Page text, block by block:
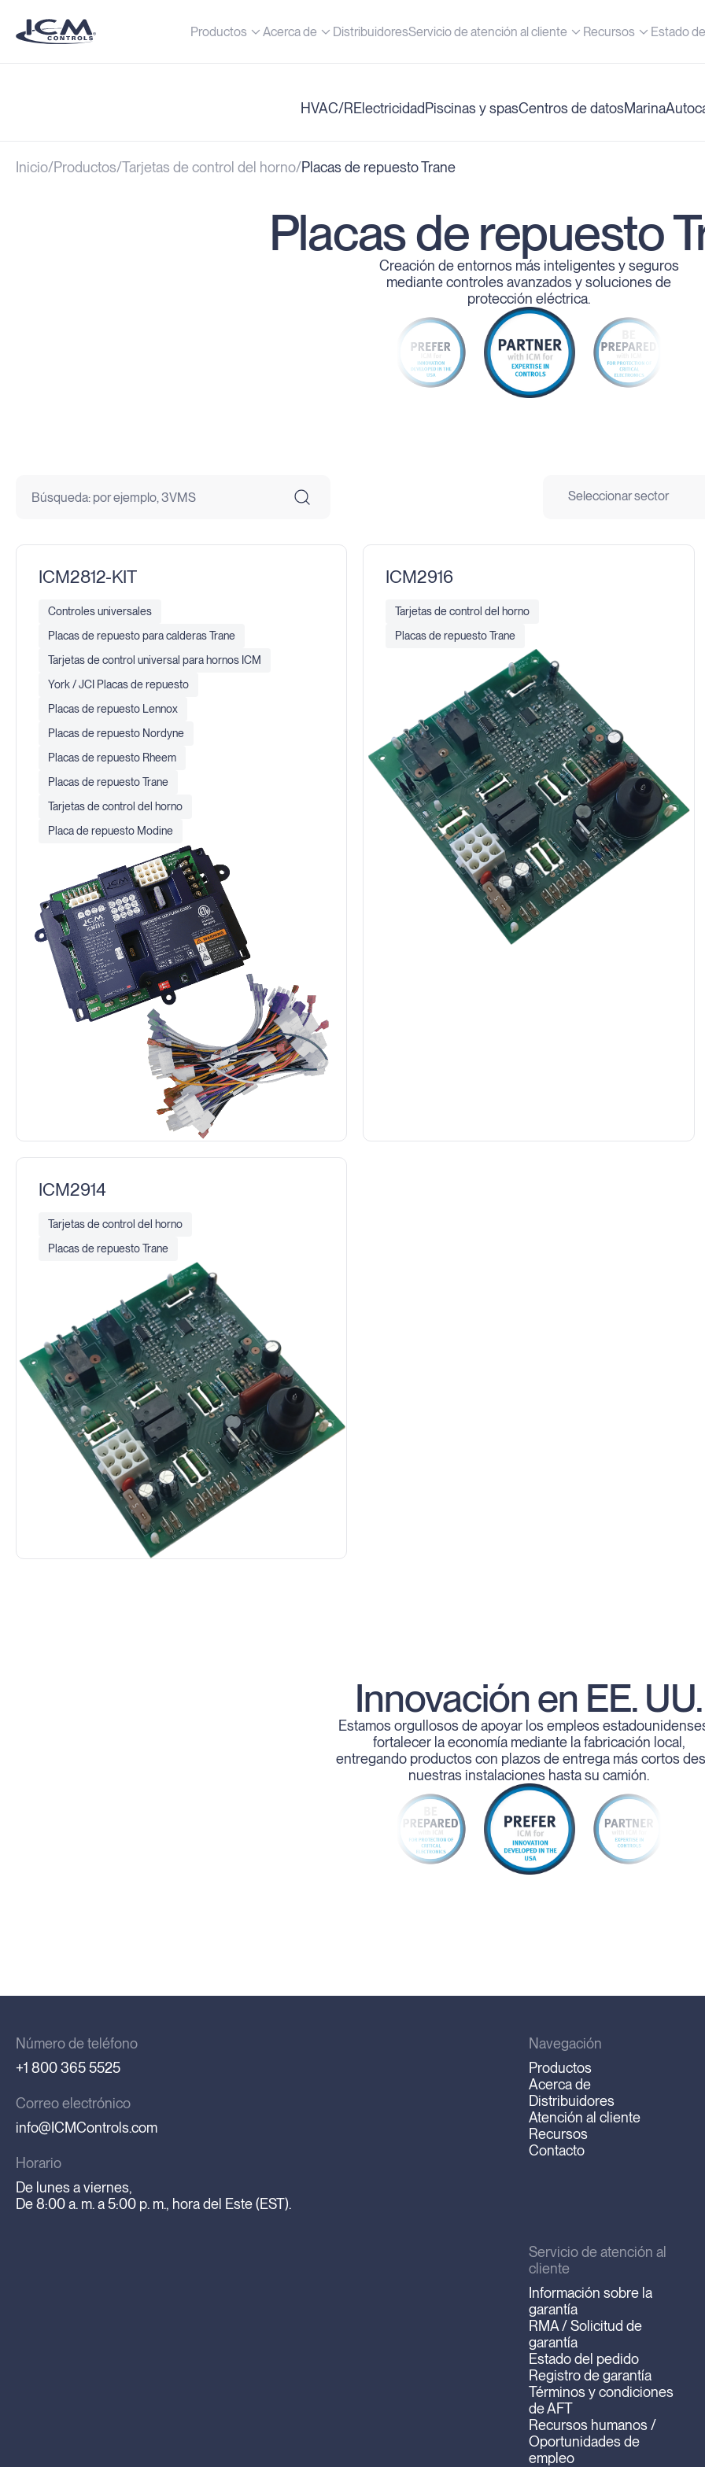
Productos Acerca de DistribuidoresServicio de atención al cliente Recursos Estado
HVAC/RElectricidad Piscinas y spasCentros de datosMarina
Inicio Productos Tarjetas de control del horno Placas de repuesto Trane
Placas de repuesto
Creación de entornos más inteligentes y seguros
mediante controles avanzados y soluciones de
protección eléctrica.
Seleccionar sector
ICM2812-KIT
Controles universales
Placas de repuesto para calderas Trane
Tarjetas de control universal para hornos ICM
York / JCI Placas de repuesto
Placas de repuesto Lennox
Placas de repuesto Nordyne
Placas de repuesto Rheem
Placas de repuesto Trane
Tarjetas de control del horno
Placa de repuesto Modine
ICM2916
Tarjetas de control del horno
Placas de repuesto Trane
ICM2914
Tarjetas de control del horno
Placas de repuesto Trane
Innovación en EE. UU.
Estamos orgullosos de apoyar los empleos
fortalecer la economía mediante la fabricación local,
entregando productos con plazos de entrega más cortos
nuestras instalaciones hasta su camión.
Número de teléfono
+1 800 365 5525
Correo electrónico
info@ICMControls.com
Horario
De lunes a viernes,
De 8:00 a. m. a 5:00 p. m., hora del Este (EST).
Navegación
Productos
Acerca de
Distribuidores
Atención al cliente
Recursos
Contacto
Servicio de atención al
cliente
Información sobre la
garantía
RMA / Solicitud de
garantía
Estado del pedido
Registro de garantía
Términos y condiciones
de AFT
Recursos humanos /
Oportunidades de
empleo